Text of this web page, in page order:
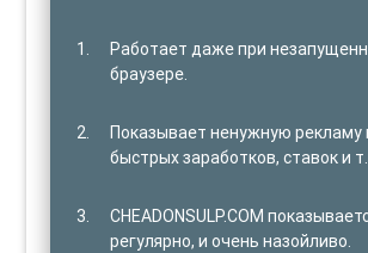
Работает даже при
браузере.
Показывает ненужную рекламу
быстрых заработков, ставок и
CHEADONSULP.COM
регулярно, и очень назойливо.